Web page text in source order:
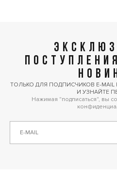
ТОЛЬКО ДЛЯ ПОДПИСЧИКОВ E-
И УЗНАЙТЕ
Нажимая "подписаться", вы